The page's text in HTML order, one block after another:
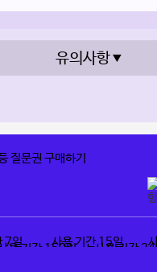
유의사항
7일 사용 기간 15일
용 기간 150일 사용 기간